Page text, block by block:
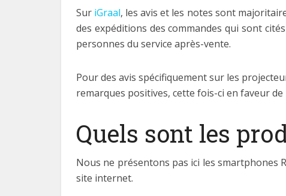
Sur iGraal, les avis et les notes sont
des expéditions des commandes qui sont
personnes du service après-vente.
Pour des avis spécifiquement sur les
remarques positives, cette fois-ci en faveur de
Quels sont les
Nous ne présentons pas ici les smartphones
site internet.